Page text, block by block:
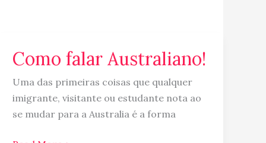
Como falar Australiano!
Uma das primeiras coisas que qualquer
imigrante, visitante ou estudante nota ao
se mudar para a Australia é a forma
Como
Australiano!